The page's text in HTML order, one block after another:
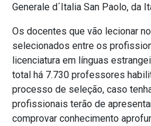
Generale d´Italia San Paolo, da
Os docentes que vão lecionar
selecionados entre os
licenciatura em línguas
total há 7.730 professores
processo de seleção, caso
profissionais terão de
comprovar conhecimento